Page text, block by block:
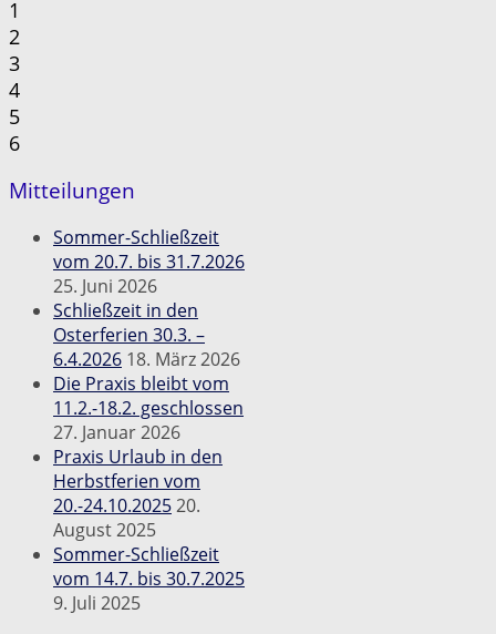
1
2
3
4
5
6
Mitteilungen
Sommer-Schließzeit
vom 20.7. bis 31.7.2026
25. Juni 2026
Schließzeit in den
Osterferien 30.3. –
6.4.2026 18. März 2026
Die Praxis bleibt vom
11.2.-18.2. geschlossen
27. Januar 2026
Praxis Urlaub in den
Herbstferien vom
20.-24.10.202520.
August 2025
Sommer-Schließzeit
vom 14.7. bis 30.7.2025
9. Juli 2025